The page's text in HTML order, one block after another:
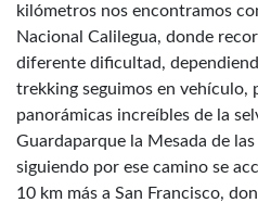
kilómetros nos encontramos
Nacional Calilegua, donde
diferente dificultad,
trekking seguimos en vehículo,
panorámicas increíbles de la
Guardaparque la Mesada de
siguiendo por ese camino se
10 km más a San Francisco,